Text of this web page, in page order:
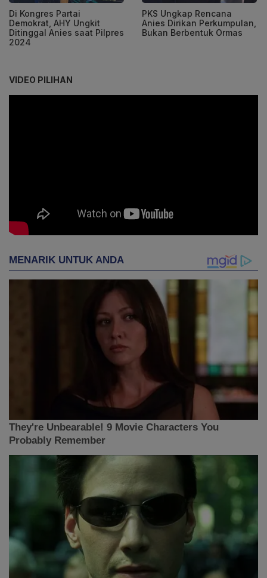
Di Kongres Partai
Demokrat, AHY Ungkit
Ditinggal Anies saat Pilpres
2024
PKS Ungkap Rencana
Anies Dirikan Perkumpulan,
Bukan Berbentuk Ormas
VIDEO PILIHAN